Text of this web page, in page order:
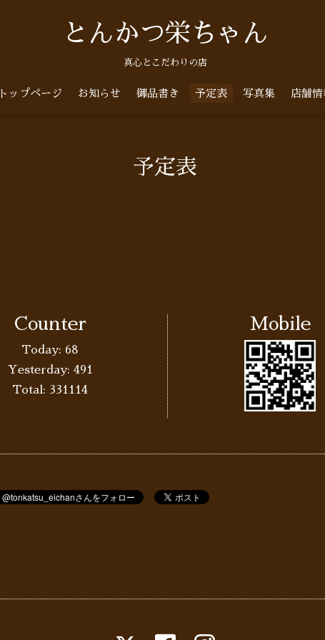
とんかつ栄ちゃん
真心とこだわりの店
トップページ お知らせ 御品書き 予定表 写真集 店舗情
予定表
Counter
Today: 68
Yesterday: 491
Total: 331114
Mobile